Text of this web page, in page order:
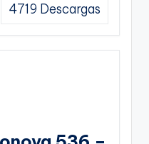
4719 Descargas